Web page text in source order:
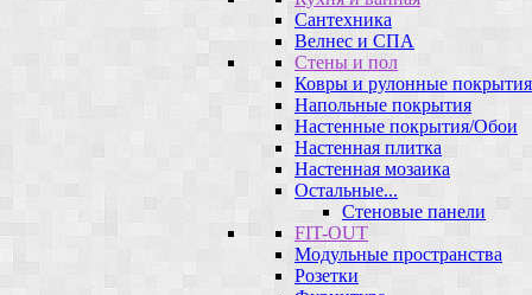
Сантехника
Велнес и СПА
Стены и пол
Ковры и рулонные покрытия
Напольные покрытия
Настенные покрытия/Обои
Настенная плитка
Настенная мозаика
Остальные...
Стеновые панели
FIT-OUT
Модульные пространства
Розетки